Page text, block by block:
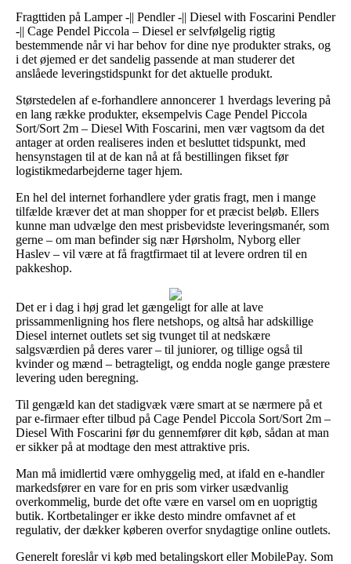
Fragttiden på Lamper -|| Pendler -|| Diesel with Foscarini Pendler
-|| Cage Pendel Piccola – Diesel er selvfølgelig rigtig
bestemmende når vi har behov for dine nye produkter straks, og
i det øjemed er det sandelig passende at man studerer det
anslåede leveringstidspunkt for det aktuelle produkt.
Størstedelen af e-forhandlere annoncerer 1 hverdags levering på
en lang række produkter, eksempelvis Cage Pendel Piccola
Sort/Sort 2m – Diesel With Foscarini, men vær vagtsom da det
antager at orden realiseres inden et besluttet tidspunkt, med
hensynstagen til at de kan nå at få bestillingen fikset før
logistikmedarbejderne tager hjem.
En hel del internet forhandlere yder gratis fragt, men i mange
tilfælde kræver det at man shopper for et præcist beløb. Ellers
kunne man udvælge den mest prisbevidste leveringsmanér, som
gerne – om man befinder sig nær Hørsholm, Nyborg eller
Haslev – vil være at få fragtfirmaet til at levere ordren til en
pakkeshop.
Det er i dag i høj grad let gængeligt for alle at lave
prissammenligning hos flere netshops, og altså har adskillige
Diesel internet outlets set sig tvunget til at nedskære
salgsværdien på deres varer – til juniorer, og tillige også til
kvinder og mænd – betragteligt, og endda nogle gange præstere
levering uden beregning.
Til gengæld kan det stadigvæk være smart at se nærmere på et
par e-firmaer efter tilbud på Cage Pendel Piccola Sort/Sort 2m –
Diesel With Foscarini før du gennemfører dit køb, sådan at man
er sikker på at modtage den mest attraktive pris.
Man må imidlertid være omhyggelig med, at ifald en e-handler
markedsfører en vare for en pris som virker usædvanlig
overkommelig, burde det ofte være en varsel om en uoprigtig
butik. Kortbetalinger er ikke desto mindre omfavnet af et
regulativ, der dækker køberen overfor snydagtige online outlets.
Generelt foreslår vi køb med betalingskort eller MobilePay. Som